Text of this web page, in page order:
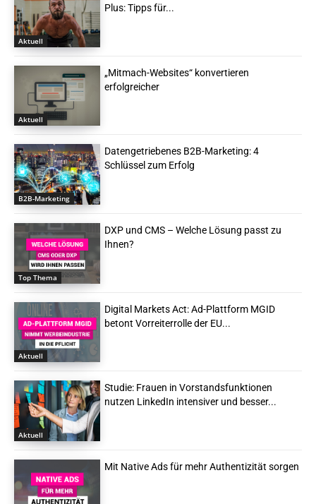
Aktuell
Plus: Tipps für...
Aktuell
„Mitmach-Websites“ konvertieren
erfolgreicher
B2B-Marketing
Datengetriebenes B2B-Marketing: 4
Schlüssel zum Erfolg
Top Thema
DXP und CMS – Welche Lösung passt zu
Ihnen?
Aktuell
Digital Markets Act: Ad-Plattform MGID
betont Vorreiterrolle der EU...
Aktuell
Studie: Frauen in Vorstandsfunktionen
nutzen LinkedIn intensiver und besser...
Mit Native Ads für mehr Authentizität sorgen